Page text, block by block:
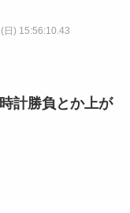
日) 15:56:10.43
計勝負とか上が